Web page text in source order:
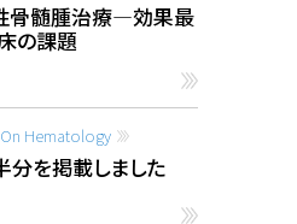
骨髄腫治療―効果最
の課題
Hematology
を掲載しました